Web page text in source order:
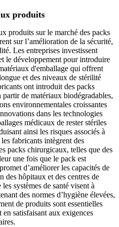
produits
produits sur le marché des packs
sur l’amélioration de la sécurité,
Les entreprises investissent
le développement pour introduire
d'emballage qui offrent
et des niveaux de stérilité
ont introduit des packs
de matériaux biodégradables,
environnementales croissantes
dans les technologies
médicaux de rester stériles
ainsi les risques associés à
fabricants intègrent des
packs chirurgicaux, telles que des
une fois que le pack est
d’améliorer les capacités de
des hôpitaux et des centres de
systèmes de santé visent à
des normes d’hygiène élevées,
de produits sont essentielles
satisfaisant aux exigences